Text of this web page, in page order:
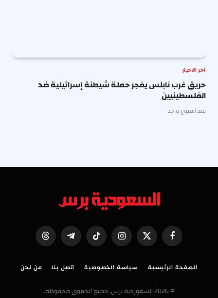
اخر الاخبار
حريق غرب نابلس يفجر حملة شيطنة إسرائيلية ضد
الفلسطينيين
منذ أسبوع واحد
فيسبوكX
(Twitter)
الانستغرامتيكتوك تيلقرام Threads
الصفحة الرئيسية سياسة الخصوصية اتصل بنا من نحن
© 2026 السعوزدية برس. جميع الحقوق محفوظة.